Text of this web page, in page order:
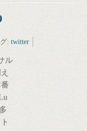
グ:twitter
ル